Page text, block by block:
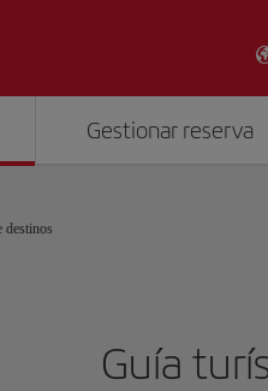
Gestionar reserva
destinos
Guía